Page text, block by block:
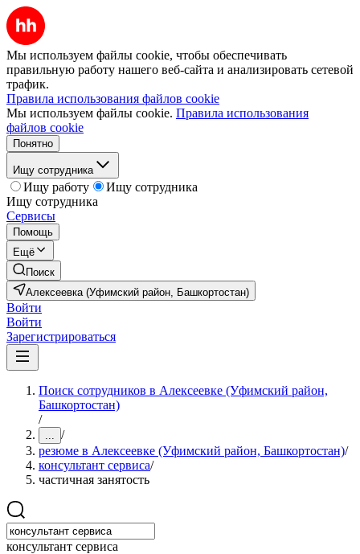
Мы используем файлы cookie, чтобы обеспечивать
правильную работу нашего веб-сайта и анализировать сетевой
трафик.
Правила использования файлов cookie
Мы используем файлы cookie. Правила использования
файлов cookie
Понятно
Ищу сотрудника
Ищу работу
Ищу сотрудника
Ищу сотрудника
Сервисы
Помощь
Ещё
Поиск
Алексеевка (Уфимский район, Башкортостан)
Войти
Войти
Зарегистрироваться
Поиск сотрудников в Алексеевке (Уфимский район,
Башкортостан)
/
... /
резюме в Алексеевке (Уфимский район, Башкортостан)/
консультант сервиса/
частичная занятость
консультант сервиса